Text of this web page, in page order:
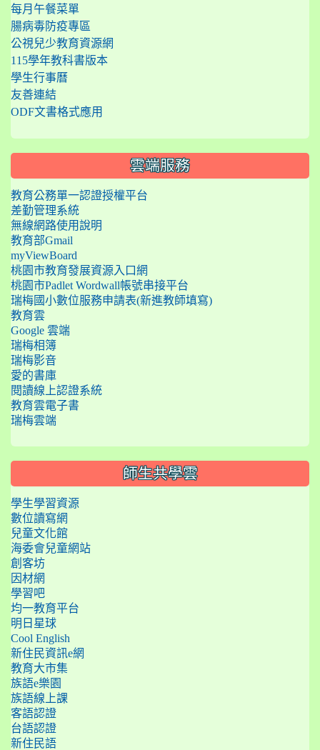
每月午餐菜單
腸病毒防疫專區
公視兒少教育資源網
115學年教科書版本
學生行事曆
友善連結
ODF文書格式應用
雲端服務
教育公務單一認證授權平台
差勤管理系統
無線網路使用說明
教育部Gmail
myViewBoard
桃園市教育發展資源入口網
桃園市Padlet Wordwall帳號串接平台
瑞梅國小數位服務申請表(新進教師填寫)
教育雲
Google 雲端
瑞梅相簿
瑞梅影音
愛的書庫
閱讀線上認證系統
教育雲電子書
瑞梅雲端
師生共學雲
學生學習資源
數位讀寫網
兒童文化館
海委會兒童網站
創客坊
因材網
學習吧
均一教育平台
明日星球
Cool English
新住民資訊e網
教育大市集
族語e樂園
族語線上課
客語認證
台語認證
新住民語